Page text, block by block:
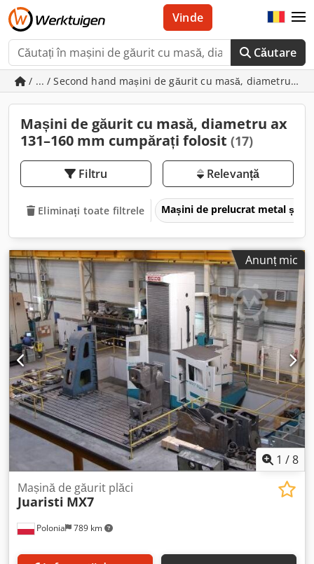
Căutare
Vinde
/ ... / Second hand mașini de găurit cu masă, diametru ax
Mașini de găurit cu masă, diametru ax
131–160 mm cumpărați folosit (17)
Filtru Relevanță
Eliminați toate filtrele Mașini de prelucrat metal și
Anunț mic
1 /8
Polonia 789 km
Mașină de găurit plăci
Juaristi MX7